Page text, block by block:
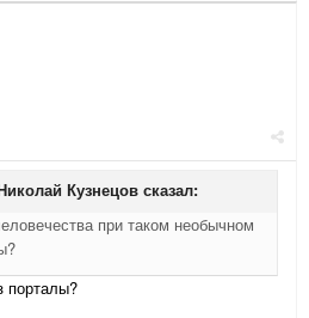
Кузнецов сказал:
при таком необычном
порталы?